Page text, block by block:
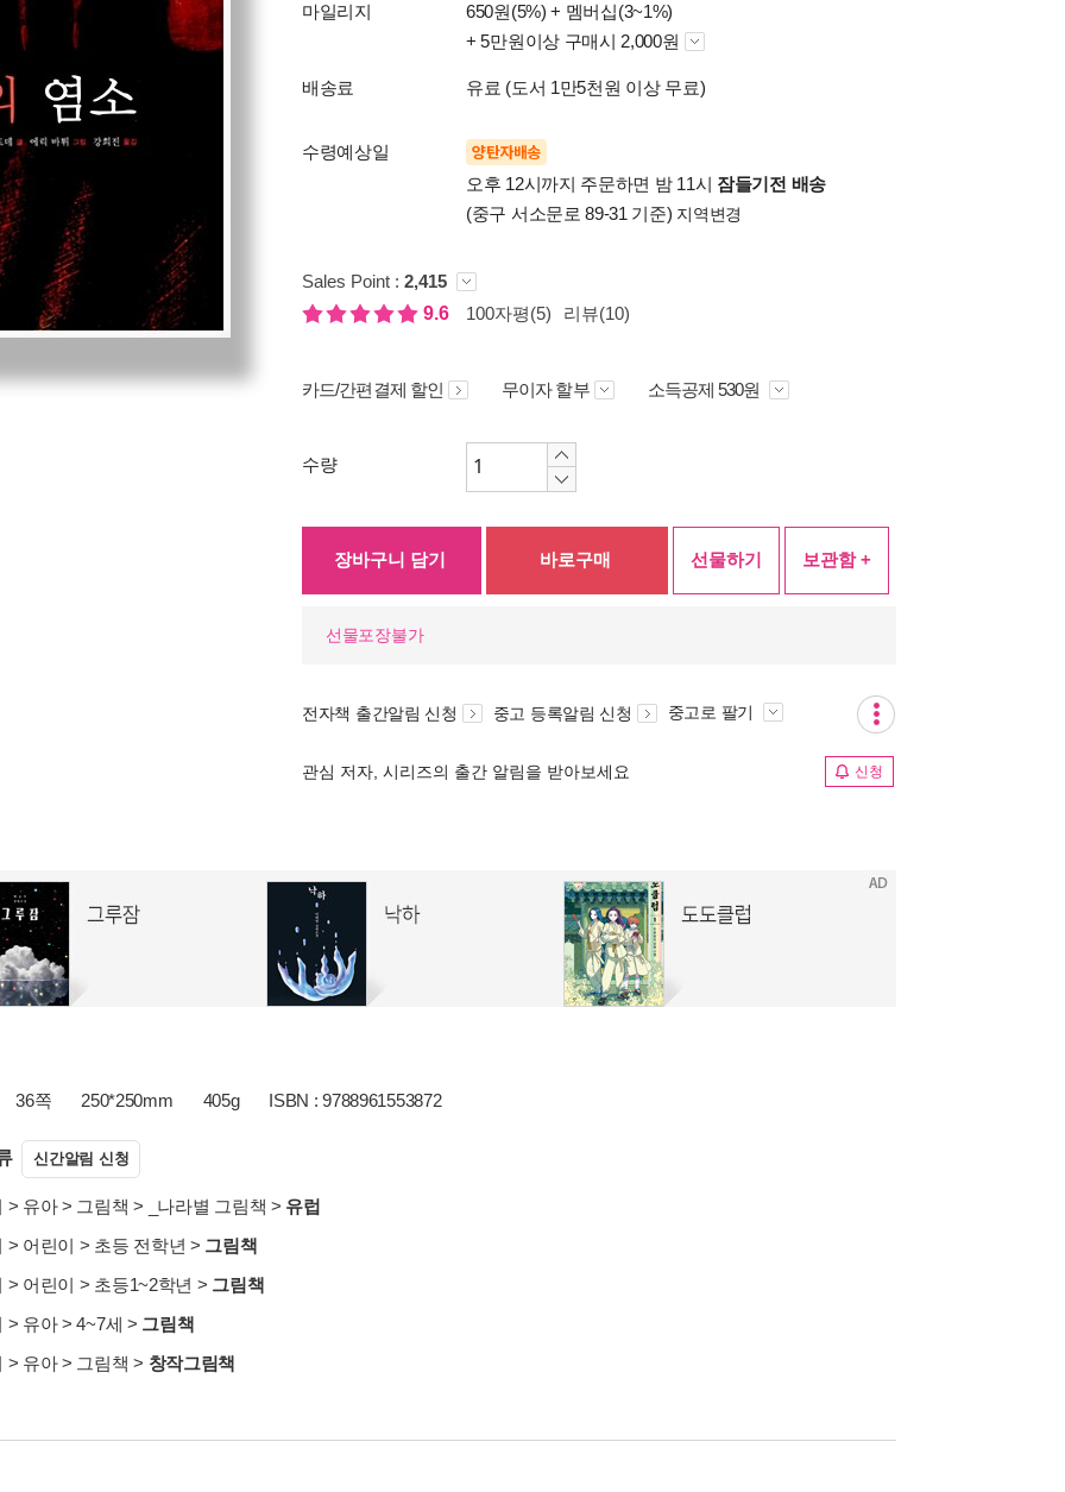
마일리지 650원(5%) + 멤버십(3~1%)
+ 5만원이상 구매시 2,000원
배송료 유료 (도서 1만5천원 이상 무료)
수령예상일 양탄자배송
오후 12시까지 주문하면 밤 11시 잠들기전 배송
(중구 서소문로 89-31 기준) 지역변경
Sales Point : 2,415
9.6
100자평(5) 리뷰(10)
카드/간편결제 할인 무이자 할부 소득공제 530원
수량
장바구니 담기 바로구매 선물하기 보관함 +
선물포장불가
전자책 출간알림 신청 중고 등록알림 신청 중고로 팔기
관심 저자, 시리즈의 출간 알림을 받아보세요 신청
36쪽 250*250mm 405g ISBN : 9788961553872
신간알림 신청
> 유아> 그림책 > _나라별 그림책 > 유럽
> 어린이 > 초등 전학년 > 그림책
> 어린이 > 초등1~2학년 > 그림책
> 유아>4~7세 > 그림책
> 유아> 그림책 > 창작그림책